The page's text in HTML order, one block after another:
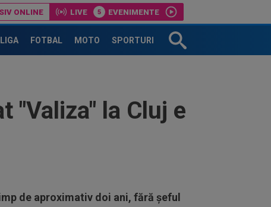
ONLINE LIVE EVENIMENTE
FOTBAL MOTO SPORTURI
"Valiza" la Cluj e
de aproximativ doi ani, fără șeful